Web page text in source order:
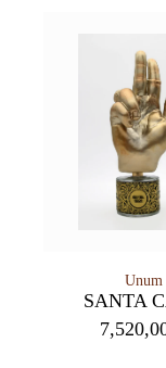
Unum
SANTA